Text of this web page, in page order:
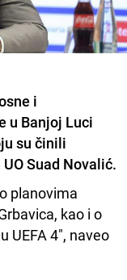
i
u Banjoj Luci
su činili
Suad Novalić.
planovima
kao i o
UEFA 4", naveo